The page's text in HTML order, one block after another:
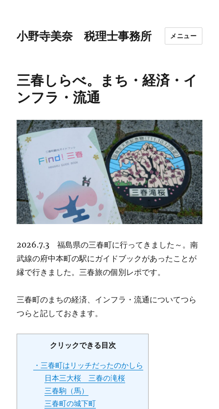
小野寺美奈 税理士事務所 メニュー
三春しらべ。まち・経済・イ
ンフラ・流通
2026.7.3 福島県の三春町に行ってきました～。南
武線の府中本町の駅にガイドブックがあったことが
縁で行きました。三春旅の個別レポです。
三春町のまちの経済、インフラ・流通についてつら
つらと記しておきます。
クリックできる目次
・三春町はリッチだったのかしら
日本三大桜 三春の滝桜
三春駒（馬）
三春町の城下町